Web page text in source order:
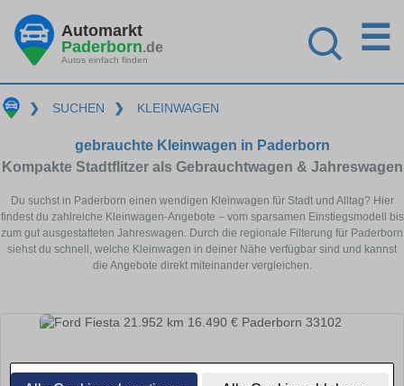
Automarkt
Paderborn.de
Autos einfach finden
☰
❯ SUCHEN ❯ KLEINWAGEN
gebrauchte Kleinwagen in Paderborn
Kompakte Stadtflitzer als Gebrauchtwagen & Jahreswagen
Du suchst in Paderborn einen wendigen Kleinwagen für Stadt und Alltag? Hier
findest du zahlreiche Kleinwagen-Angebote – vom sparsamen Einstiegsmodell bis
zum gut ausgestatteten Jahreswagen. Durch die regionale Filterung für Paderborn
siehst du schnell, welche Kleinwagen in deiner Nähe verfügbar sind und kannst
die Angebote direkt miteinander vergleichen.